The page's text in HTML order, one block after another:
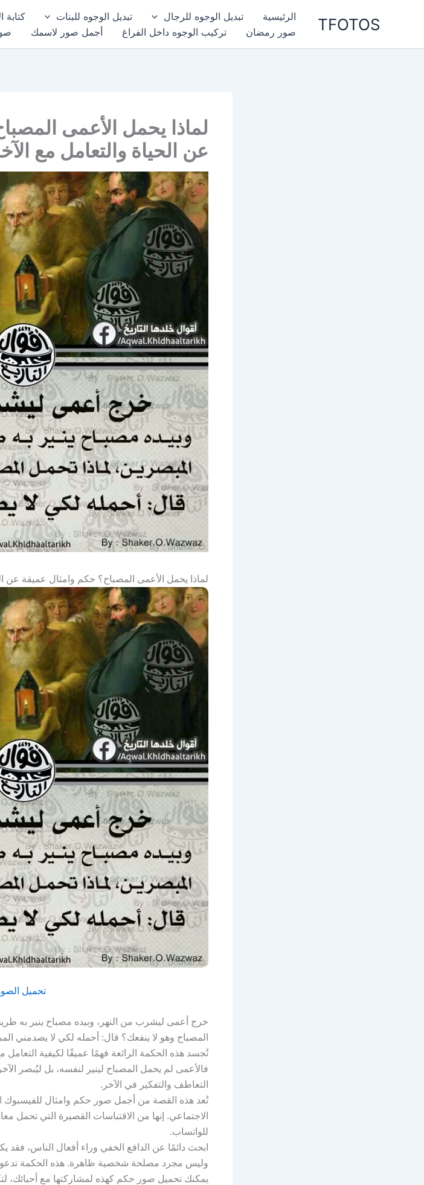
TFOTOS الرئيسية تبديل الوجوه للرجال تبديل الوجوه للبنات كتابة
صور رمضان
تركيب الوجوه داخل الفراغ أجمل صور لاسمك
لماذا يحمل الأعمى
عن الحياة والتعامل مع
لماذا يحمل الأعمى المصباح؟ حكم وامثال عميقة عن
تحميل
خرج أعمى ليشرب من النهر، وبيده مصباح ينير به
المصباح وهو لا ينفعك؟ قال: أحمله لكي لا يصدمني
تُجسد هذه الحكمة الرائعة فهمًا عميقًا لكيفية التعامل
فالأعمى لم يحمل المصباح لينير لنفسه، بل ليُبصر
التعاطف والتفكير في الآخر.
تُعد هذه القصة من أجمل صور حكم وامثال للفيسبوك
الاجتماعي. إنها من الاقتباسات القصيرة التي تحمل
للواتساب.
ابحث دائمًا عن الدافع الخفي وراء أفعال الناس، فقد
وليس مجرد مصلحة شخصية ظاهرة. هذه الحكمة تدعو
يمكنك تحميل صور حكم كهذه لمشاركتها مع أحبائك،